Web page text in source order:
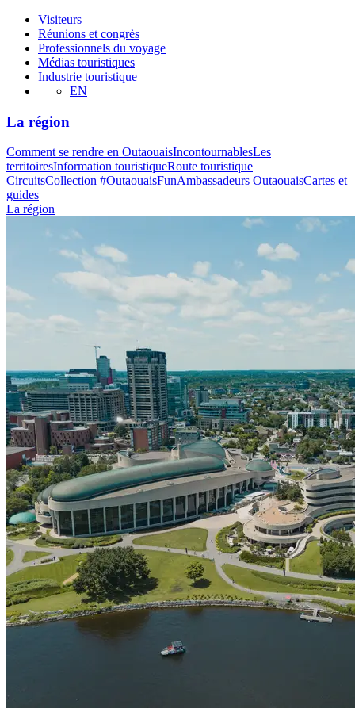
Visiteurs
Réunions et congrès
Professionnels du voyage
Médias touristiques
Industrie touristique
EN
La région
Comment se rendre en OutaouaisIncontournablesLes
territoiresInformation touristiqueRoute touristique
CircuitsCollection #OutaouaisFunAmbassadeurs OutaouaisCartes et
guides
La région